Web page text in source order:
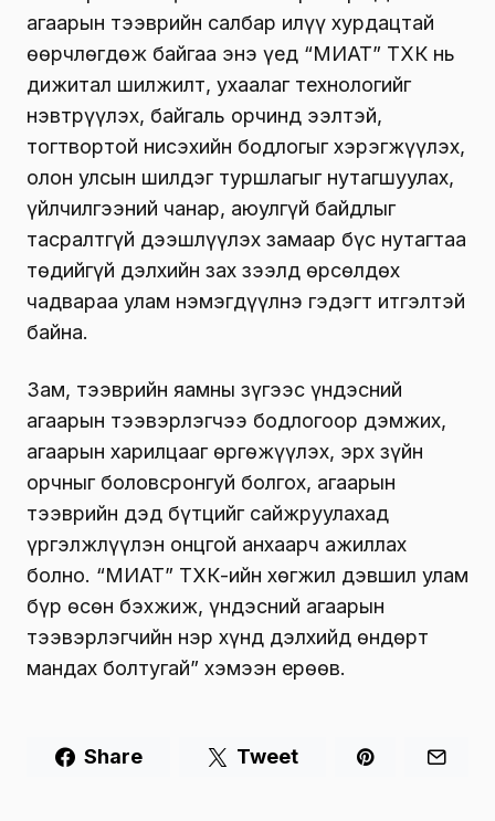
агаарын тээврийн салбар илүү хурдацтай
өөрчлөгдөж байгаа энэ үед “МИАТ” ТӨХК нь
дижитал шилжилт, ухаалаг технологийг
нэвтрүүлэх, байгаль орчинд ээлтэй,
тогтвортой нисэхийн бодлогыг хэрэгжүүлэх,
олон улсын шилдэг туршлагыг нутагшуулах,
үйлчилгээний чанар, аюулгүй байдлыг
тасралтгүй дээшлүүлэх замаар бүс нутагтаа
төдийгүй дэлхийн зах зээлд өрсөлдөх
чадвараа улам нэмэгдүүлнэ гэдэгт итгэлтэй
байна.
Зам, тээврийн яамны зүгээс үндэсний
агаарын тээвэрлэгчээ бодлогоор дэмжих,
агаарын харилцааг өргөжүүлэх, эрх зүйн
орчныг боловсронгуй болгох, агаарын
тээврийн дэд бүтцийг сайжруулахад
үргэлжлүүлэн онцгой анхаарч ажиллах
болно. “МИАТ” ТӨХК-ийн хөгжил дэвшил улам
бүр өсөн бэхжиж, үндэсний агаарын
тээвэрлэгчийн нэр хүнд дэлхийд өндөрт
мандах болтугай” хэмээн ерөөв.
Share Tweet